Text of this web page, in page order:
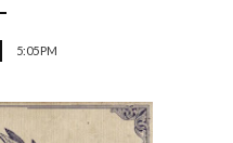
5:05 PM